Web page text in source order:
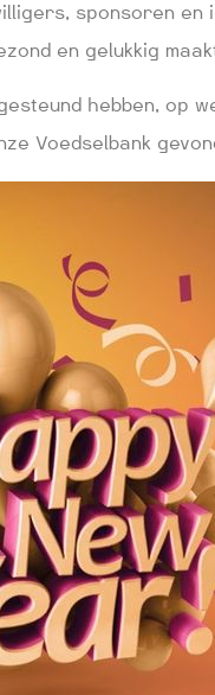
sponsoren
en gelukkig
hebben, op
Voedselbank